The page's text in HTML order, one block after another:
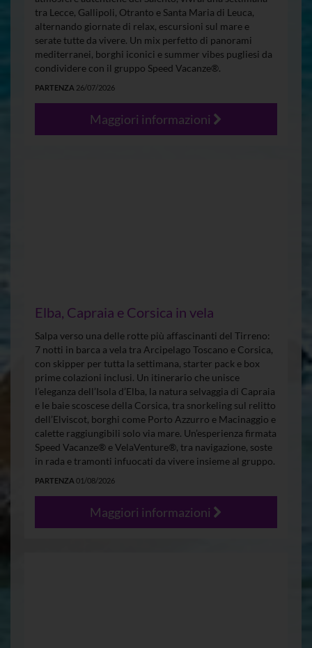
tra Lecce, Gallipoli, Otranto e Santa Maria di Leuca,
alternando giornate di relax, escursioni sul mare e
serate tutte da vivere. Un mix perfetto di panorami
mediterranei, borghi iconici e summer vibes pugliesi da
condividere con il gruppo Speed Vacanze®.
PARTENZA 26/07/2026
Maggiori informazioni
Elba, Capraia e Corsica in vela
Salpa verso una delle rotte più affascinanti del Tirreno:
7 notti in barca a vela tra Arcipelago Toscano e Corsica,
con skipper per tutta la settimana, starter pack e box
prime colazioni inclusi. Un itinerario che unisce
l’eleganza dell’Isola d’Elba, la natura selvaggia di Capraia
e le baie scoscese della Corsica, tra snorkeling sul relitto
dell’Elviscot, borghi come Porto Azzurro e Macinaggio e
calette raggiungibili solo via mare. Un’esperienza firmata
Speed Vacanze® e VelaVenture®, tra navigazione, soste
in rada e tramonti infuocati da vivere insieme al gruppo.
PARTENZA 01/08/2026
Maggiori informazioni